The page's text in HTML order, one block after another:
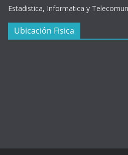
Estadistica, Informatica y
Ubicación Fisica